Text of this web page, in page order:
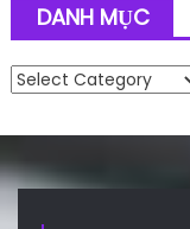
DANH MỤC
Danh mục